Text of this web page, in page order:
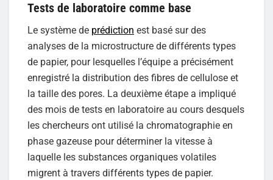
Tests de laboratoire comme base
Le système de prédiction est basé sur des
analyses de la microstructure de différents types
de papier, pour lesquelles l’équipe a précisément
enregistré la distribution des fibres de cellulose et
la taille des pores. La deuxième étape a impliqué
des mois de tests en laboratoire au cours desquels
les chercheurs ont utilisé la chromatographie en
phase gazeuse pour déterminer la vitesse à
laquelle les substances organiques volatiles
migrent à travers différents types de papier.